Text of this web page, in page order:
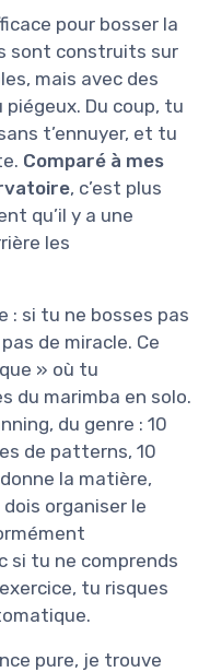
pour bosser la
sont construits sur
mais avec des
Du coup, tu
t’ennuyer, et tu
Comparé à mes
, c’est plus
qu’il y a une
les
: si tu ne bosses pas
de miracle. Ce
» où tu
marimba en solo.
du genre : 10
de patterns, 10
la matière,
organiser le
si tu ne comprends
tu risques
pure, je trouve